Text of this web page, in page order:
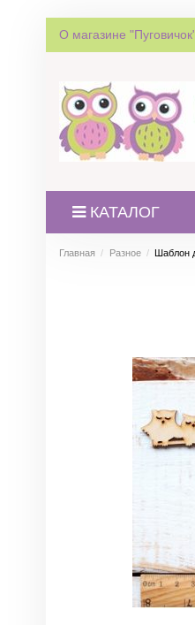
О магазине
КАТАЛОГ
Главная Разное Шаблон